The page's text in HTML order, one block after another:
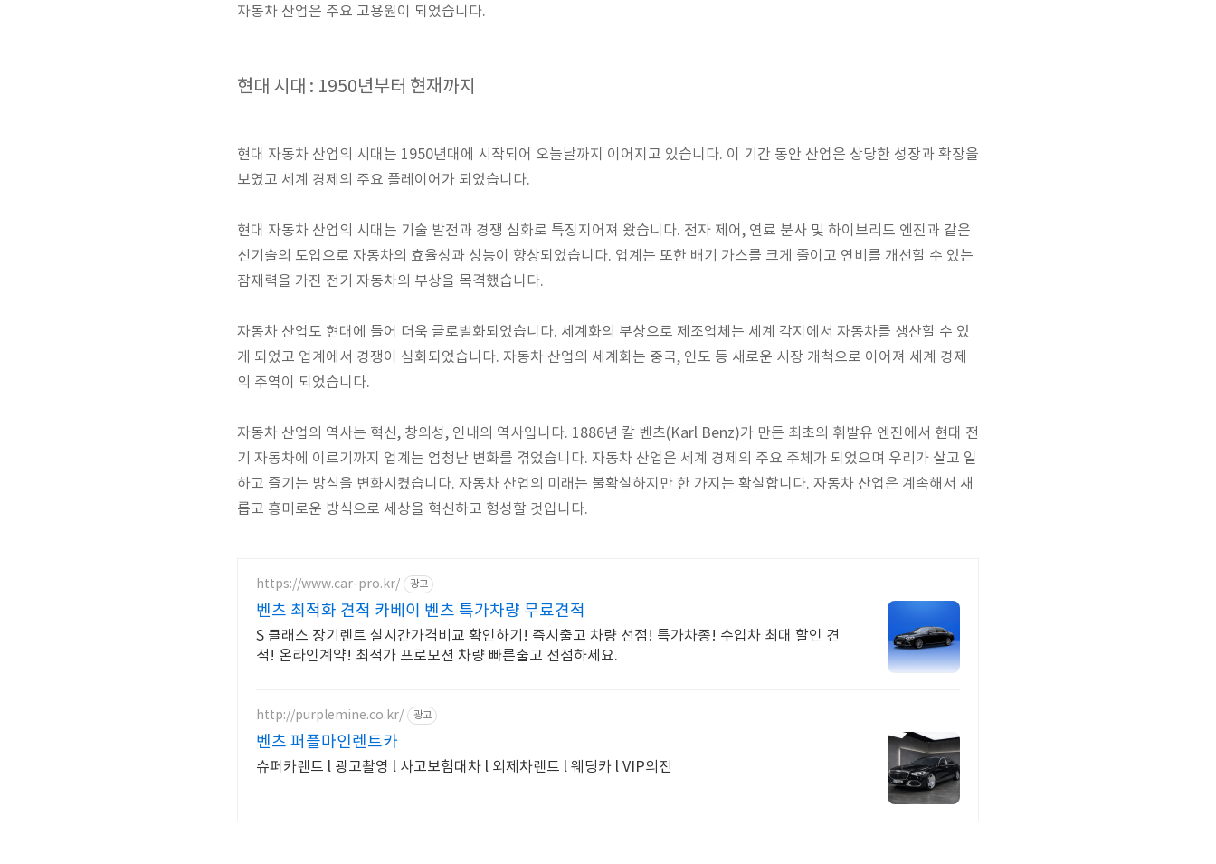
자동차 산업은 주요 고용원이 되었습니다.
현대 시대 : 1950년부터 현재까지
현대 자동차 산업의 시대는 1950년대에 시작되어 오늘날까지 이어지고 있습니다. 이 기간 동안 산업은 상당한 성장과 확장을
보였고 세계 경제의 주요 플레이어가 되었습니다.
현대 자동차 산업의 시대는 기술 발전과 경쟁 심화로 특징지어져 왔습니다. 전자 제어, 연료 분사 및 하이브리드 엔진과 같은
신기술의 도입으로 자동차의 효율성과 성능이 향상되었습니다. 업계는 또한 배기 가스를 크게 줄이고 연비를 개선할 수 있는
잠재력을 가진 전기 자동차의 부상을 목격했습니다.
자동차 산업도 현대에 들어 더욱 글로벌화되었습니다. 세계화의 부상으로 제조업체는 세계 각지에서 자동차를 생산할 수 있
게 되었고 업계에서 경쟁이 심화되었습니다. 자동차 산업의 세계화는 중국, 인도 등 새로운 시장 개척으로 이어져 세계 경제
의 주역이 되었습니다.
자동차 산업의 역사는 혁신, 창의성, 인내의 역사입니다. 1886년 칼 벤츠(Karl Benz)가 만든 최초의 휘발유 엔진에서 현대 전
기 자동차에 이르기까지 업계는 엄청난 변화를 겪었습니다. 자동차 산업은 세계 경제의 주요 주체가 되었으며 우리가 살고 일
하고 즐기는 방식을 변화시켰습니다. 자동차 산업의 미래는 불확실하지만 한 가지는 확실합니다. 자동차 산업은 계속해서 새
롭고 흥미로운 방식으로 세상을 혁신하고 형성할 것입니다.
https://www.car-pro.kr/ 광고
벤츠 최적화 견적 카베이 벤츠 특가차량 무료견적
S 클래스 장기렌트 실시간가격비교 확인하기! 즉시출고 차량 선점! 특가차종! 수입차 최대 할인 견
적! 온라인계약! 최적가 프로모션 차량 빠른출고 선점하세요.
http://purplemine.co.kr/ 광고
벤츠 퍼플마인렌트카
슈퍼카렌트 l 광고촬영 l 사고보험대차 l 외제차렌트 l 웨딩카 l VIP의전